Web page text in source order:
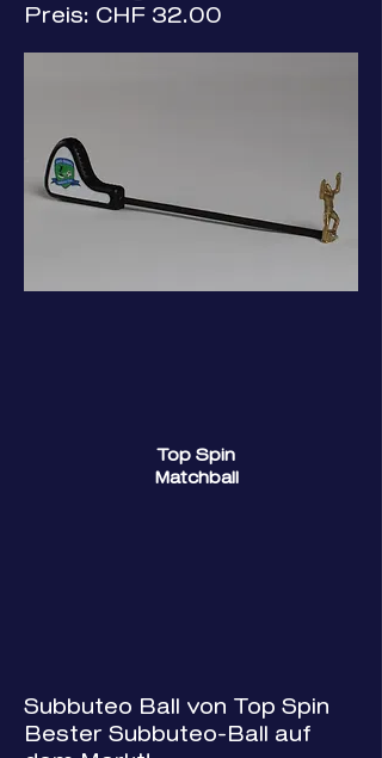
Preis: CHF 32.00
Top Spin
Matchball
Subbuteo Ball von Top Spin
Bester Subbuteo-Ball auf